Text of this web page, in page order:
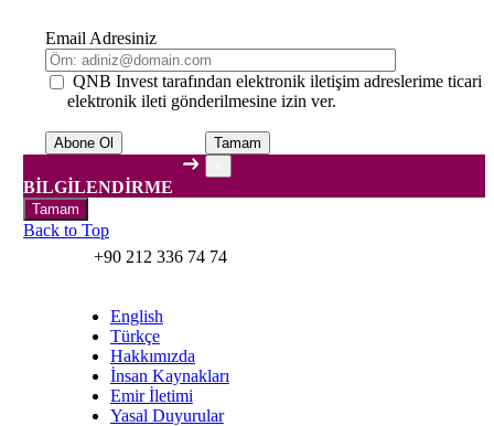
Email Adresiniz
QNB Invest tarafından elektronik iletişim adreslerime ticari
elektronik ileti gönderilmesine izin ver.
Tamam
BİLGİLENDİRME
Tamam
Back to Top
+90 212 336 74 74
English
Türkçe
Hakkımızda
İnsan Kaynakları
Emir İletimi
Yasal Duyurular